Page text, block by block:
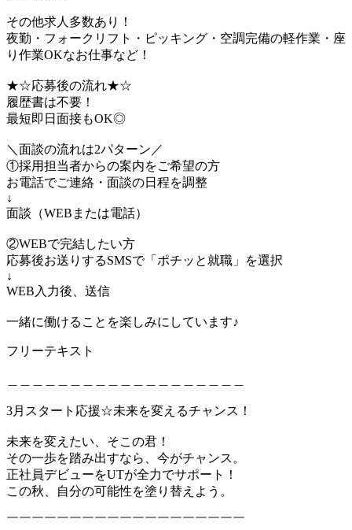
その他求人多数あり！
夜勤・フォークリフト・ピッキング・空調完備の軽作業・座
り作業OKなお仕事など！
★☆応募後の流れ★☆
履歴書は不要！
最短即日面接もOK◎
＼面談の流れは2パターン／
①採用担当者からの案内をご希望の方
お電話でご連絡・面談の日程を調整
↓
面談（WEBまたは電話）
②WEBで完結したい方
応募後お送りするSMSで「ポチッと就職」を選択
↓
WEB入力後、送信
一緒に働けることを楽しみにしています♪
フリーテキスト
3月スタート応援☆未来を変えるチャンス！
未来を変えたい、そこの君！
その一歩を踏み出すなら、今がチャンス。
正社員デビューをUTが全力でサポート！
この秋、自分の可能性を塗り替えよう。
￣￣￣￣￣￣￣￣￣￣￣￣￣￣￣￣￣￣￣